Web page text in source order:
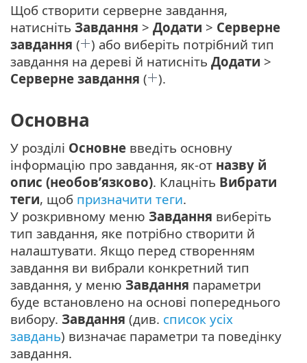
Щоб створити серверне завдання,
натисніть Завдання > Додати > Серверне
завдання (
) або виберіть потрібний тип
завдання на дереві й натисніть Додати >
Серверне завдання ( ).
Основна
У розділі Основне введіть основну
інформацію про завдання, як-от назву й
опис (необов’язково). Клацніть Вибрати
теги, щоб призначити теги.
У розкривному меню Завдання виберіть
тип завдання, яке потрібно створити й
налаштувати. Якщо перед створенням
завдання ви вибрали конкретний тип
завдання, у меню Завдання параметри
буде встановлено на основі попереднього
вибору. Завдання (див. список усіх
завдань) визначає параметри та поведінку
завдання.